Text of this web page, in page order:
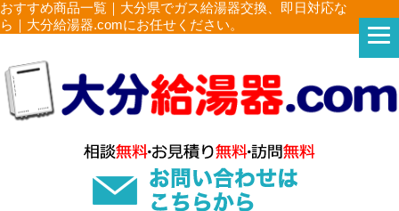
おすすめ商品一覧｜大分県でガス給湯器交換、即日対応な
ら｜大分給湯器.comにお任せください。